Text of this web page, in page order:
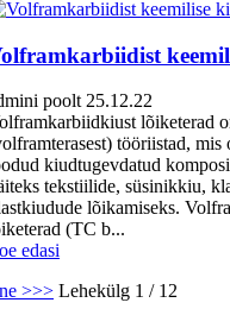
poolt 25.12.22
lõiketerad
tööriistad, mis
kiudtugevdatud
tekstiilide, süsinikkiu,
lõikamiseks.
(TC b...
edasi
>>> Lehekülg 1 / 12